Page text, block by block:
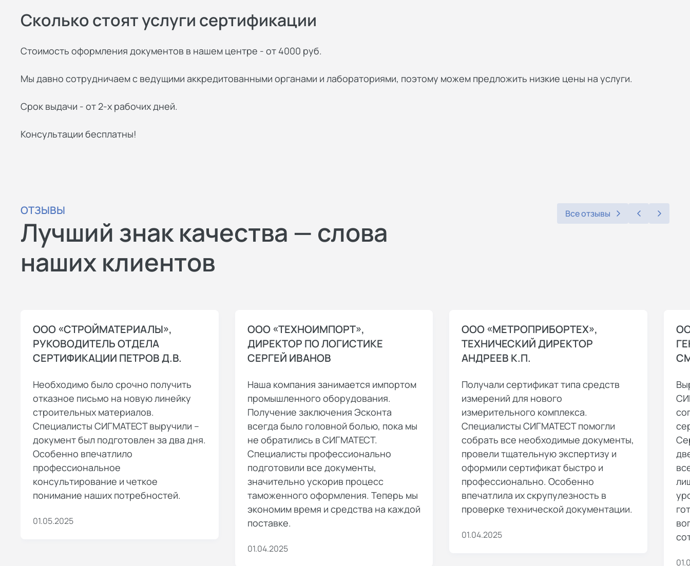
Сколько стоят услуги сертификации
Стоимость оформления документов в нашем центре - от 4000 руб.
Мы давно сотрудничаем с ведущими аккредитованными органами и лабораториями, поэтому можем предложить низкие цены на услуги.
Срок выдачи - от 2-х рабочих дней.
Консультации бесплатны!
ОТЗЫВЫ
Лучший знак качества — слова
наших клиентов
Все отзывы
ООО «СТРОЙМАТЕРИАЛЫ»,
РУКОВОДИТЕЛЬ ОТДЕЛА
СЕРТИФИКАЦИИ ПЕТРОВ Д.В.
Необходимо было срочно получить
отказное письмо на новую линейку
строительных материалов.
Специалисты СИГМАТЕСТ выручили –
документ был подготовлен за два дня.
Особенно впечатлило
профессиональное
консультирование и четкое
понимание наших потребностей.
01.05.2025
ООО «ТЕХНОИМПОРТ»,
ДИРЕКТОР ПО ЛОГИСТИКЕ
СЕРГЕЙ ИВАНОВ
Наша компания занимается импортом
промышленного оборудования.
Получение заключения Эсконта
всегда было головной болью, пока мы
не обратились в СИГМАТЕСТ.
Специалисты профессионально
подготовили все документы,
значительно ускорив процесс
таможенного оформления. Теперь мы
экономим время и средства на каждой
поставке.
01.04.2025
ООО «МЕТРОПРИБОРТЕХ»,
ТЕХНИЧЕСКИЙ ДИРЕКТОР
АНДРЕЕВ К.П.
Получали сертификат типа средств
измерений для нового
измерительного комплекса.
Специалисты СИГМАТЕСТ помогли
собрать все необходимые документы,
провели тщательную экспертизу и
оформили сертификат быстро и
профессионально. Особенно
впечатлила их скрупулезность в
проверке технической документации.
01.04.2025